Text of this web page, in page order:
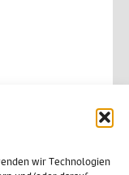
wir Technologien